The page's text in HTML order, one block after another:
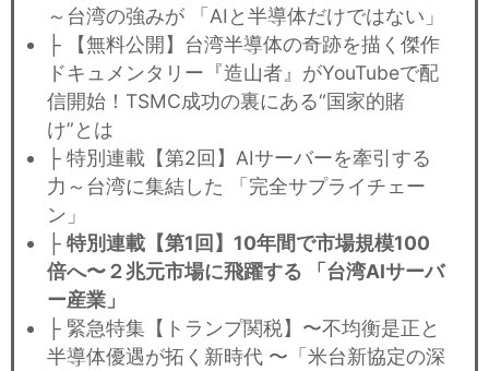
～台湾の強みが 「AIと半導体だけではない」
├ 【無料公開】台湾半導体の奇跡を描く傑作
ドキュメンタリー『造山者』がYouTubeで配
信開始！TSMC成功の裏にある“国家的賭
け”とは
├ 特別連載【第2回】AIサーバーを牽引する
力～台湾に集結した 「完全サプライチェー
ン」
├ 特別連載【第1回】10年間で市場規模100
倍へ〜２兆元市場に飛躍する 「台湾AIサーバ
ー産業」
├ 緊急特集【トランプ関税】〜不均衡是正と
半導体優遇が拓く新時代 〜「米台新協定の深